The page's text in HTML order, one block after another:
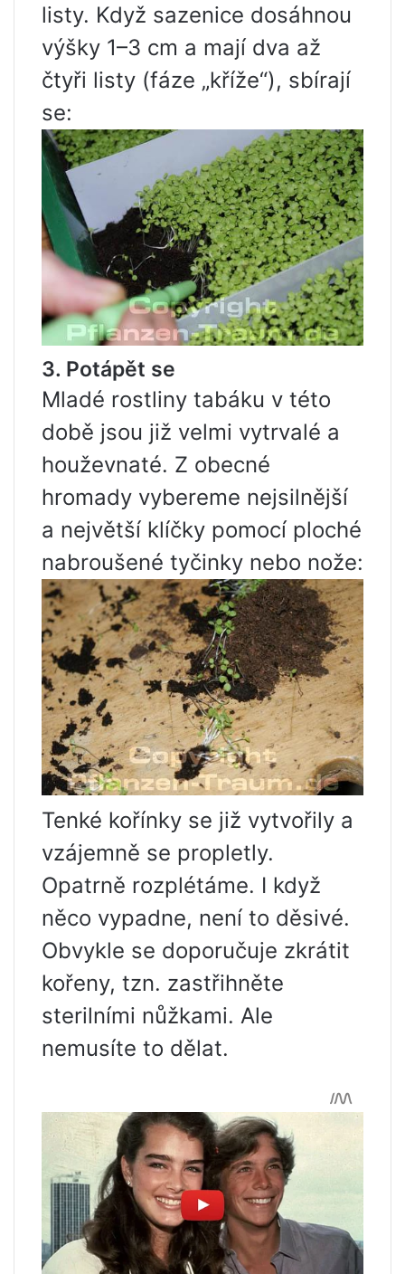
listy. Když sazenice dosáhnou
výšky 1–3 cm a mají dva až
čtyři listy (fáze „kříže“), sbírají
se:
3. Potápět se
Mladé rostliny tabáku v této
době jsou již velmi vytrvalé a
houževnaté. Z obecné
hromady vybereme nejsilnější
a největší klíčky pomocí ploché
nabroušené tyčinky nebo nože:
Tenké kořínky se již vytvořily a
vzájemně se propletly.
Opatrně rozplétáme. I když
něco vypadne, není to děsivé.
Obvykle se doporučuje zkrátit
kořeny, tzn. zastřihněte
sterilními nůžkami. Ale
nemusíte to dělat.